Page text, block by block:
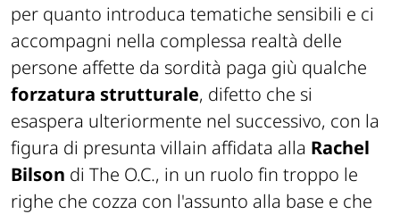
per quanto introduca tematiche sensibili e ci
accompagni nella complessa realtà delle
persone affette da sordità paga giù qualche
forzatura strutturale, difetto che si
esaspera ulteriormente nel successivo, con la
figura di presunta villain affidata alla Rachel
Bilson di The O.C., in un ruolo fin troppo le
righe che cozza con l'assunto alla base e che